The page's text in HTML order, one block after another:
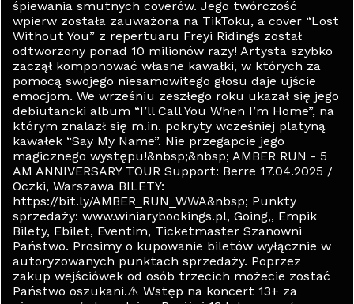
śpiewania smutnych coverów. Jego twórczość
wpierw została zauważona na TikToku, a cover “Lost
Without You” z repertuaru Freyi Ridings został
odtworzony ponad 10 milionów razy! Artysta szybko
zaczął komponować własne kawałki, w których za
pomocą swojego niesamowitego głosu daje ujście
emocjom. We wrześniu zeszłego roku ukazał się jego
debiutancki album “I’ll Call You When I’m Home”, na
którym znalazł się m.in. pokryty wcześniej platyną
kawałek “Say My Name”. Nie przegapcie jego
magicznego występu!&nbsp;&nbsp; AMBER RUN - 5
AM ANNIVERSARY TOUR Support: Berre 17.04.2025 /
Oczki, Warszawa BILETY:
https://bit.ly/AMBER_RUN_WWA&nbsp; Punkty
sprzedaży: www.winiarybookings.pl, Going,, Empik
Bilety, Ebilet, Eventim, Ticketmaster Szanowni
Państwo. Prosimy o kupowanie biletów wyłącznie w
autoryzowanych punktach sprzedaży. Poprzez
zakup wejściówek od osób trzecich możecie zostać
Państwo oszukani.⚠️ Wstęp na koncert 13+ za